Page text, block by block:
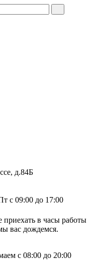
д.84Б
с 09:00 до 17:00
в часы работы
вас дождемся.
с 08:00 до 20:00